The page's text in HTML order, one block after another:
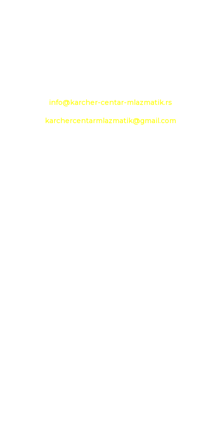
info@karcher-centar-mlazmatik.rs
karchercentarmlazmatik@gmail.com